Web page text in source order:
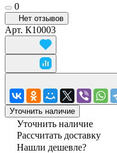
0
Нет отзывов
Арт. К10003
Уточнить наличие
Уточнить наличие
Рассчитать доставку
Нашли дешевле?